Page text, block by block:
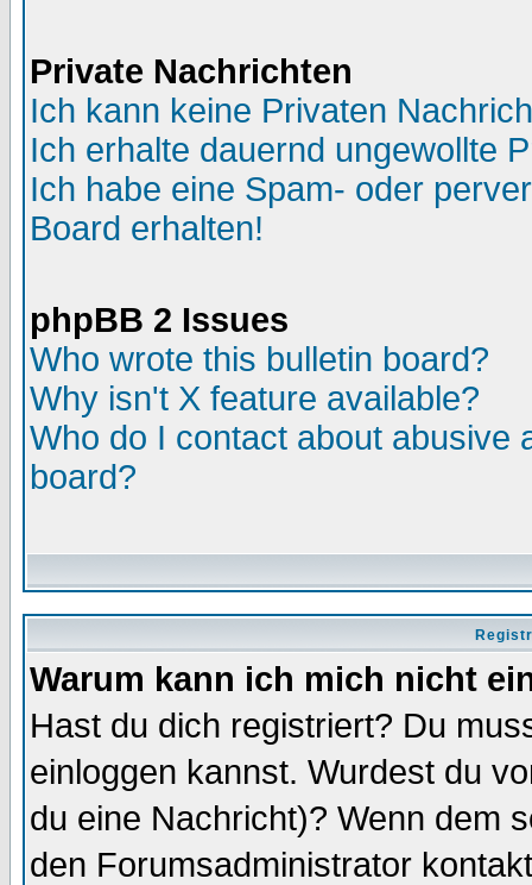
Private Nachrichten
Ich kann keine Privaten
Ich erhalte dauernd ungewollte
Ich habe eine Spam- oder
Board erhalten!
phpBB 2 Issues
Who wrote this bulletin board?
Why isn't X feature available?
Who do I contact about abusive
board?
Warum kann ich mich nicht
Hast du dich registriert? Du
einloggen kannst. Wurdest du
du eine Nachricht)? Wenn dem
den Forumsadministrator